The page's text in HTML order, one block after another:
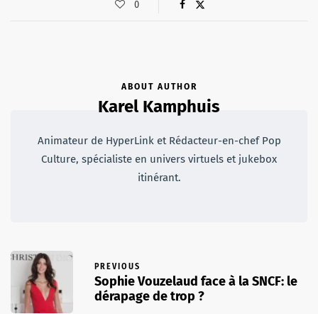
0
ABOUT AUTHOR
Karel Kamphuis
Animateur de HyperLink et Rédacteur-en-chef Pop
Culture, spécialiste en univers virtuels et jukebox
itinérant.
PREVIOUS
Sophie Vouzelaud face à la SNCF: le
dérapage de trop ?